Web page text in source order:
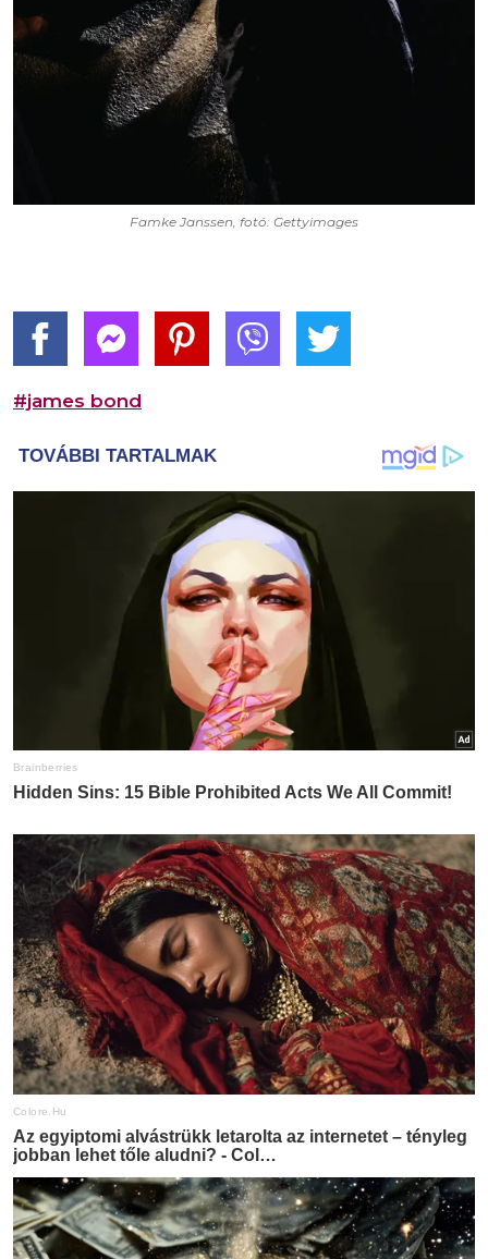
Famke Janssen, fotó: Gettyimages
#james bond